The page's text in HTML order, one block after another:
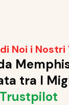
Noi i
tra I
Trustpilot